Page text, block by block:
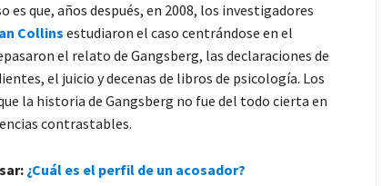
que, años después, en 2008, los investigadores
Collinsestudiaron el caso centrándose en el
el relato de Gangsberg, las declaraciones de
el juicio y decenas de libros de psicología. Los
la historia de Gangsberg no fue del todo cierta en
contrastables.
¿Cuál es el perfil de un acosador?